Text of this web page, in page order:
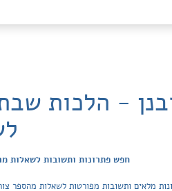
- הלכות
חפש פתרונות ותשובות